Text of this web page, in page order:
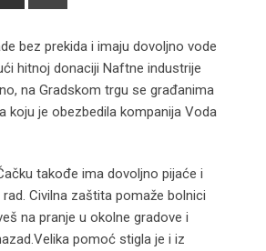
bez prekida i imaju dovoljno vode
hitnoj donaciji Naftne industrije
na Gradskom trgu se građanima
koju je obezbedila kompanija Voda
takođe ima dovoljno pijaće i
Civilna zaštita pomaže bolnici
na pranje u okolne gradove i
pomoć stigla je i iz